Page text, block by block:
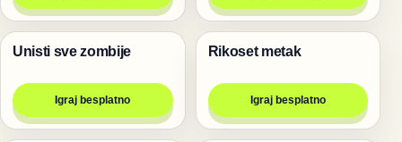
Pucanje
Unisti sve zombije
Igraj besplatno
Pucanje
Rikoset metak
Igraj besplatno